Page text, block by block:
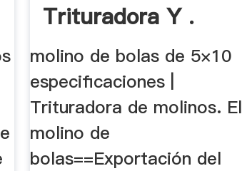
Trituradora Y .
molino de bolas de 5×10
especificaciones |
Trituradora de molinos. El
molino de
bolas==Exportación del